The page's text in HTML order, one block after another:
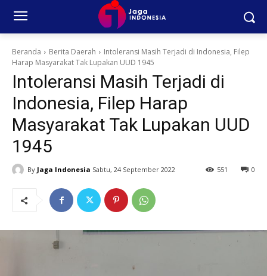
Beranda Berita Daerah
Intoleransi Masih Terjadi di Indonesia, Filep
Harap Masyarakat Tak Lupakan UUD 1945
Intoleransi Masih Terjadi di
Indonesia, Filep Harap
Masyarakat Tak Lupakan UUD
1945
By Jaga Indonesia Sabtu, 24 September 2022 0
551